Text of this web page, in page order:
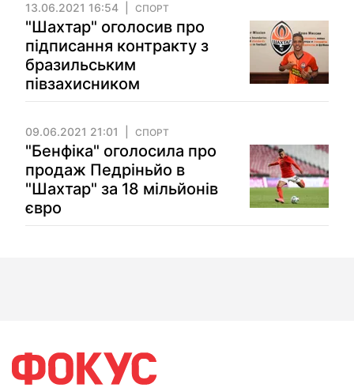
13.06.2021 16:54 СПОРТ
"Шахтар" оголосив про
підписання контракту з
бразильським
півзахисником
09.06.2021 21:01 СПОРТ
"Бенфіка" оголосила про
продаж Педріньйо в
"Шахтар" за 18 мільйонів
євро